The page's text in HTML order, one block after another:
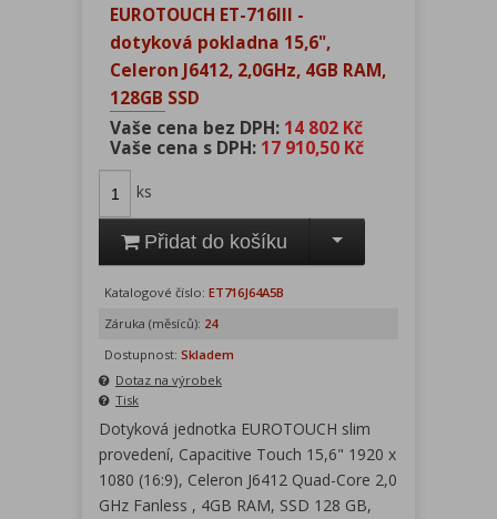
EUROTOUCH ET-716III -
dotyková pokladna 15,6",
Celeron J6412, 2,0GHz, 4GB RAM,
128GB SSD
Vaše cena bez DPH: 14 802 Kč
Vaše cena s DPH: 17 910,50 Kč
ks
Přidat do košíku
Katalogové číslo: ET716J64A5B
Záruka (měsíců): 24
Dostupnost: Skladem
Dotaz na výrobek
Tisk
Dotyková jednotka EUROTOUCH slim
provedení, Capacitive Touch 15,6" 1920 x
1080 (16:9), Celeron J6412 Quad-Core 2,0
GHz Fanless , 4GB RAM, SSD 128 GB,